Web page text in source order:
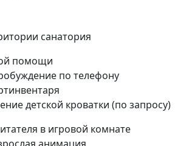
санатория
помощи
по телефону
детской кроватки (по запросу)
в игровой комнате